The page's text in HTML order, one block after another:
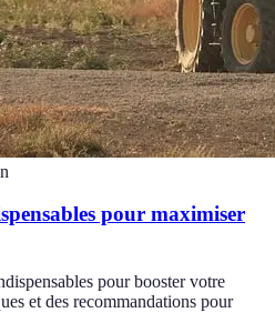
pour maximiser
pour booster votre
et des recommandations pour